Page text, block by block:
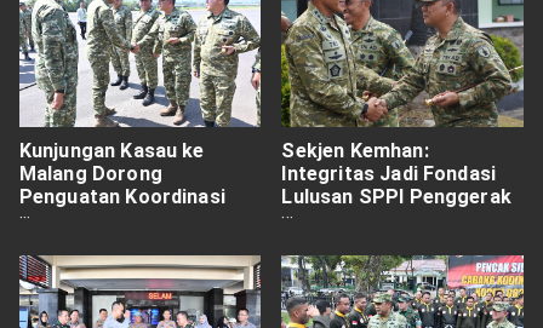
Kunjungan Kasau ke
Malang Dorong
Penguatan Koordinasi
dan Kesiapsiagaan TNI
Sekjen Kemhan:
Integritas Jadi Fondasi
Lulusan SPPI Penggerak
Pembangunan